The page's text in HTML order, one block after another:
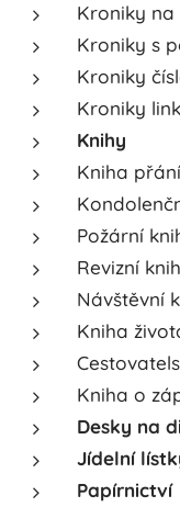
Kroniky
Kroniky s
Kroniky
Kroniky
Knihy
Kniha
Požární
Revizní
Návštěvní
Kniha
Kniha o
Desky na
Jídelní
Papírnictví